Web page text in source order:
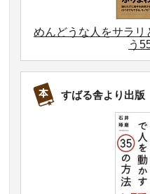
めんどうな人をサラリ
う
すばる舎より出版